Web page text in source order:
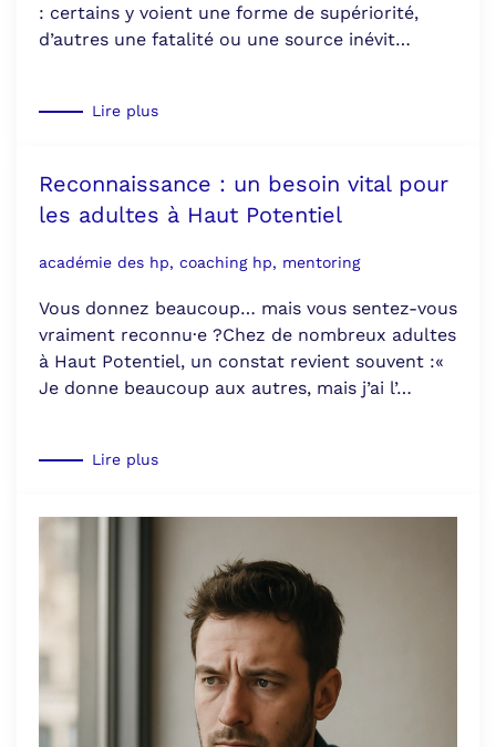
: certains y voient une forme de supériorité,
d’autres une fatalité ou une source inévit…
Lire plus
Reconnaissance : un besoin vital pour
les adultes à Haut Potentiel
académie des hp, coaching hp, mentoring
Vous donnez beaucoup… mais vous sentez-vous
vraiment reconnu·e ?Chez de nombreux adultes
à Haut Potentiel, un constat revient souvent :«
Je donne beaucoup aux autres, mais j’ai l’…
Lire plus